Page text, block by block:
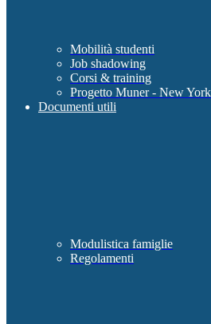
Mobilità studenti
Job shadowing
Corsi & training
Progetto Muner - New
Documenti utili
Modulistica famiglie
Regolamenti